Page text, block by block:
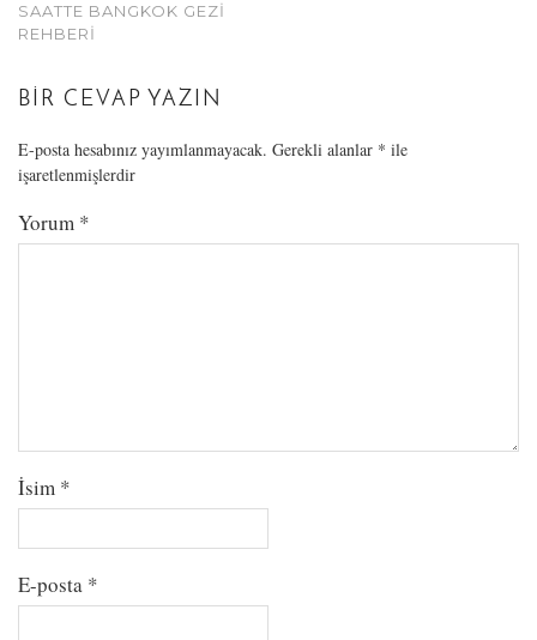
SAATTE BANGKOK GEZI
REHBERI
BIR CEVAP YAZIN
E-posta hesabınız yayımlanmayacak. Gerekli alanlar * ile
işaretlenmişlerdir
Yorum *
İsim *
E-posta *